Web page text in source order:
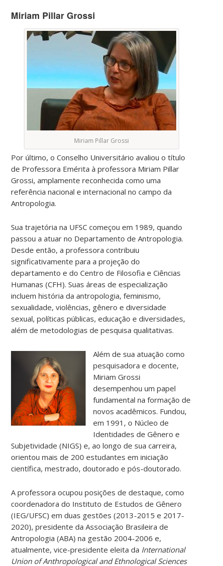
Miriam Pillar Grossi
Miriam Pillar Grossi
Por último, o Conselho Universitário avaliou o título
de Professora Emérita à professora Miriam Pillar
Grossi, amplamente reconhecida como uma
referência nacional e internacional no campo da
Antropologia.
Sua trajetória na UFSC começou em 1989, quando
passou a atuar no Departamento de Antropologia.
Desde então, a professora contribuiu
significativamente para a projeção do
departamento e do Centro de Filosofia e Ciências
Humanas (CFH). Suas áreas de especialização
incluem história da antropologia, feminismo,
sexualidade, violências, gênero e diversidade
sexual, políticas públicas, educação e diversidades,
além de metodologias de pesquisa qualitativas.
Além de sua atuação como
pesquisadora e docente,
Miriam Grossi
desempenhou um papel
fundamental na formação de
novos acadêmicos. Fundou,
em 1991, o Núcleo de
Identidades de Gênero e
Subjetividade (NIGS) e, ao longo de sua carreira,
orientou mais de 200 estudantes em iniciação
científica, mestrado, doutorado e pós-doutorado.
A professora ocupou posições de destaque, como
coordenadora do Instituto de Estudos de Gênero
(IEG/UFSC) em duas gestões (2013-2015 e 2017-
2020), presidente da Associação Brasileira de
Antropologia (ABA) na gestão 2004-2006 e,
atualmente, vice-presidente eleita da International
Union of Anthropological and Ethnological Sciences